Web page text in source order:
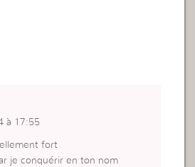
à 17:55
fort
je conquérir en ton nom